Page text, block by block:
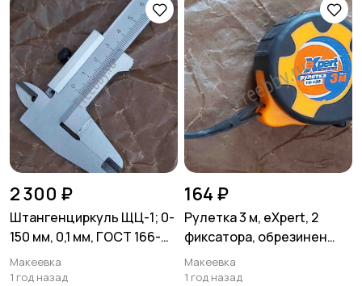
2 300 ₽
Штангенциркуль ЩЦ-1; 0-
150 мм, 0,1 мм, ГОСТ 166-
80, Ставрополь.
Макеевка
1 год назад
164 ₽
Рулетка 3 м, eXpert, 2
фиксатора, обрезинен
корпус, 2-х сторон размет
Макеевка
1 год назад